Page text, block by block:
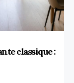
classique :